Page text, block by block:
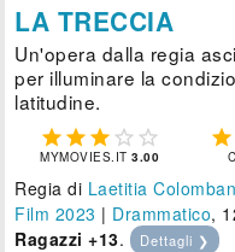
LA TRECCIA
Un'opera dalla regia
per illuminare la
latitudine.
    
MYMOVIES.IT3.00

Regia di Laetitia
Film 2023 | Drammatico,
Ragazzi +13. Dettagli ❯